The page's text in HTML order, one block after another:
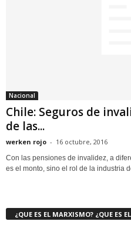
Nacional
Chile: Seguros de
de las...
werken rojo - 16 octubre, 2016
Con las pensiones de invalidez, a
es el monto, sino el rol de la industria
¿QUE ES EL MARXISMO? ¿QUE ES